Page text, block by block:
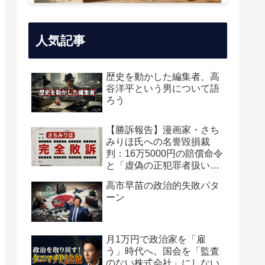
人気記事
歴史を動かした編集者、高
谷洋平という男について語
ろう
【勝訴報告】漫画家・さち
みりほ氏への名誉毀損裁
判：16万5000円の賠償命令
と「虚偽の正犯罪者扱い」
高市早苗の政治的失敗パタ
ーン
月1万円で政治家を「雇
う」時代へ。国会を「監査